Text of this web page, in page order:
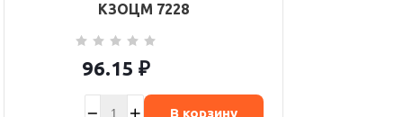
КЗОЦМ 7228
96.15 ₽
В корзину